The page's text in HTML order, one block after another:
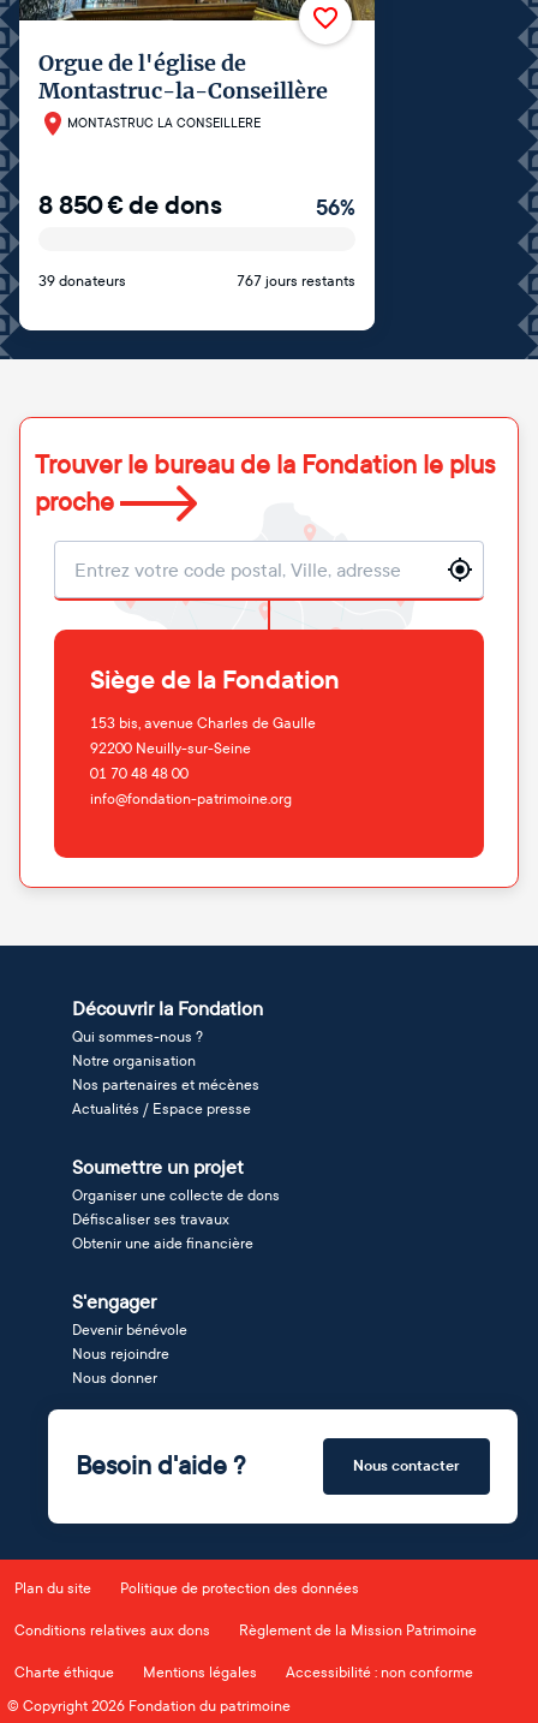
Orgue de l'église de
Montastruc-la-Conseillère
MONTASTRUC LA CONSEILLERE
8 850€de dons 56%
39 donateurs 767 jours restants
Trouver le bureau de la Fondation le plus
proche
Localisation
Siège de la Fondation
153 bis, avenue Charles de Gaulle
92200 Neuilly-sur-Seine
01 70 48 48 00
info@fondation-patrimoine.org
Découvrir la Fondation
Qui sommes-nous ?
Notre organisation
Nos partenaires et mécènes
Actualités / Espace presse
Soumettre un projet
Organiser une collecte de dons
Défiscaliser ses travaux
Obtenir une aide financière
S'engager
Devenir bénévole
Nous rejoindre
Nous donner
Besoin d'aide ? Nous contacter
Plan du site Politique de protection des données
Conditions relatives aux dons Règlement de la Mission Patrimoine
Charte éthique Mentions légales
Accessibilité : non conforme
© Copyright 2026 Fondation du patrimoine